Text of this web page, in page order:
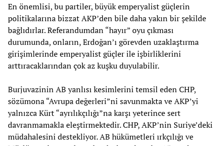
En önemlisi, bu partiler, büyük emperyalist güçlerin
politikalarına bizzat AKP’den bile daha yakın bir şekilde
bağlıdırlar. Referandumdan “hayır” oyu çıkması
durumunda, onların, Erdoğan’ı görevden uzaklaştırma
girişimlerinde emperyalist güçler ile işbirliklerini
arttıracaklarından çok az kuşku duyulabilir.
Burjuvazinin AB yanlısı kesimlerini temsil eden CHP,
sözümona “Avrupa değerleri”ni savunmakta ve AKP’yi
yalnızca Kürt “ayrılıkçılığı”na karşı yeterince sert
davranmamakla eleştirmektedir. CHP, AKP’nin Suriye’deki
müdahalesini destekliyor. AB hükümetleri ırkçılığı ve